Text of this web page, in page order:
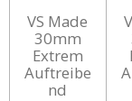
VS Made
30mm
Extrem
Auftreibe
nd